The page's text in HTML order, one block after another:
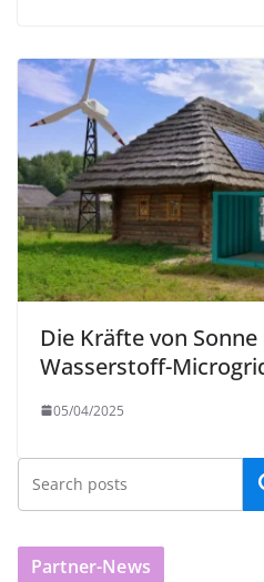
Die Kräfte von
Wasserstoff-
05/04/2025
Partner-News